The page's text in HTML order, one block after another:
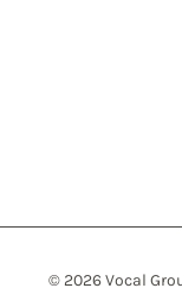
© 2026 Vocal